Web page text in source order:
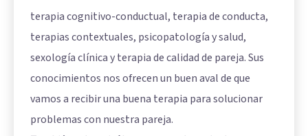
terapia cognitivo-conductual, terapia de conducta,
terapias contextuales, psicopatología y salud,
sexología clínica y terapia de calidad de pareja. Sus
conocimientos nos ofrecen un buen aval de que
vamos a recibir una buena terapia para solucionar
problemas con nuestra pareja.